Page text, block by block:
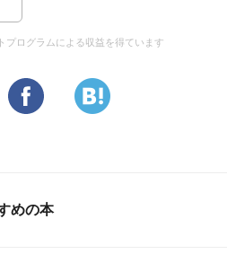
プログラムによる収益を得ています
めの本